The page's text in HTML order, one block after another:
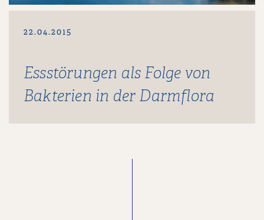
22.04.2015
Essstörungen als Folge von
Bakterien in der Darmflora